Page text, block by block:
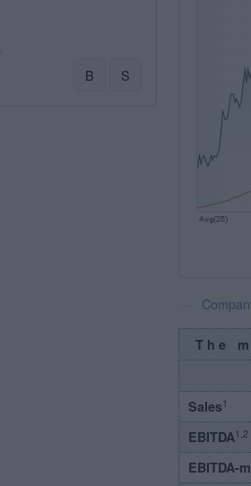
B S
The
Sales1
EBITDA1,2
EBITDA-